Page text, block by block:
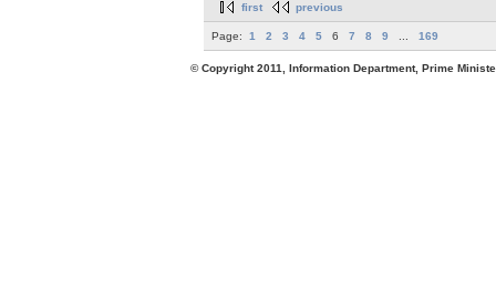
first previous
Page: 1 2 3 4 5 6 7 8 9 169
© Copyright 2011, Information Department, Prime Minister's